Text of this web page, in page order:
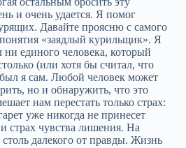
бездумно. Подвергайте пересмотру не только то, о чем я рассказываю, но и свои взгляды, и то, чему о курении научило вас общество. Например, те из вас, кто считает его просто привычкой, спросите себя, почему остальные привычки, местами приносящие удовольствие, легко оставить, — и почему эту привычку, которая мерзка на вкус, обходится в целое состояние и приносит смерть, оставить настолько тяжело. Те из вас, кто считает, будто сигареты приносят удовольствие, спросите себя, почему другие вещи в жизни, дающие куда больше наслаждения, можно принять или оставить. Но почему вы обязаны курить сигареты, и почему иначе в вас рождается паника? 2. Простая методика Цель этой книги — вместо обычного способа бросания, при котором вы стартуете с чувством предстоящего восхождения на Эверест и следующие несколько недель жаждете сигарет, завидуя другим курильщикам, привести вас в состояние ума, при котором вы начнете в приподнятом настроении, будто излечившись от страшной болезни. И с этого момента, чем дальше вы будете жить, тем чаще станете смотреть на сигареты, гадая, как вообще способны были курить их. На курильщиков вы начнете смотреть не с завистью, а совсем наоборот, с чувством жалости. В том случае, если вы курящий и еще не бросили, для вас существенно важно продолжать курить вплоть до момента, когда вы дочитаете книгу. Пускай это кажется противоречием. Позже я докажу, что сигареты абсолютно ничего вам не дают. На самом деле одна из загадок курения вот в чем: когда мы курим сигарету, мы разглядываем ее и гадаем, зачем нужно это делать. И сигареты ведь становится вожделенными лишь тогда, когда мы лишены их. Тем не менее, давайте признаем, нравится это вам или нет, но вы убеждены, что втянулись. А когда человек убежден, что втянут, он ни за что не сможет полностью расслабиться или как следует сосредоточиться без перекура. Поэтому не пытайтесь бросить курить, пока не прочтете книгу целиком. В процессе чтения желание курить будет постепенно снижаться. Не беритесь за дело сломя голову: это грозит провалом. И помните, от вас требуется лишь одно — следовать указаниям. С вершины двадцати лет отзывов после начальной публикации книги, не считая главы 28, «Точка отсчета», это указание — продолжать курить до конца книги — принесло мне больше разочарований, чем все остальные. Когда я только перестал курить, то бросили многие из моих родных и близких, исключительно потому, что это сделал я. Они решили: «Раз он это смог, то сможет кто угодно». Годами роняя небольшие подсказки, я смог убедить еще не бросивших осознать: как здорово быть свободным! Когда книгу напечатали впервые, я раздал экземпляры крепким орешкам, которые дымили по-прежнему. Я рассчитывал на то, что даже окажись эта книга скучнейшей из всех написанных, они все равно прочтут ее — ведь писал ее их друг. Я был удивлен и задет, когда узнал, что за многие месяцы никто из них не потрудился дочитать книгу. Выяснилось даже, что авторский экземпляр, подписанный мной лично и врученный человеку, который на то время был мне самым близким другом, не только остался незамечен, но фактически был подарен. Тогда я расстроился, — потому что не учел жуткий страх, который табачное рабство вселяет в курящего. Он способен превзойти дружбу. Я сам едва не получил из-за него развод. Моя мать однажды сказала моей жене: «Почему ты не пригрозишь, что бросишь его, если он не прекратит курить?». Жена ответила: «Потому что тогда он сам меня бросит». Стыдно признаться, но, мне кажется, она была права, — настолько мощный страх рождает курение. Сейчас я понимаю: многие курильщики не дочитали эту книгу из-за чувства, что едва стоит это сделать, как придется перестать курить. Некоторые читали максимально медленно, по одной строке в сутки, чтобы отсрочить черный денек. Мне уже совершенно ясно, что многим читателям заламывают руки близкие люди, заставляя прочесть книгу. Гляньте на это вот с какой стороны: а что вы потеряете? Не бросите в конце книги — хуже, чем сейчас, вам не станет. ВАМ АБСОЛЮТНО НЕЧЕГО ТЕРЯТЬ, А ЖДЕТ ВАС ТАК МНОГО! На тот случай, если вы уже не курите несколько дней или недель, но не решили пока, курящий вы, некурящий или бросивший, — тогда не курите пока читаете. На самом деле вы уже бросили. Нам осталось теперь сделать одно: дать вашему разуму догнать тело. К концу книги вы станете и некурящим, и счастливым человеком. Мой способ в корне противоположен обычным методам при попытках бросить. Обычный метод — это когда перечисляют существенные недостатки курения и объявляют: «Стоит продержаться как следует долго без сигарет, и желание курить в итоге пройдет. И я снова смогу радоваться жизни, свободной от табачного рабства». Это вполне логичный способ взяться за дело, и тысячи курильщиков бросают каждый день, используя вариации этого метода. Тем не менее, при таком подходе очень сложно преуспеть — по вот каким причинам: Настоящая задача не в том, чтобы перестать курить. Всякий раз, вынув сигарету изо рта, вы курить перестаете. В день первый у вас могут быть веские причины, чтобы сказать: «Больше я курить не хочу»; у всех курильщиков они есть, причем всегда, причем самые веские. Настоящая беда — день второй, день десятый либо день десятитысячный, когда в момент слабости, опьянения, или даже в момент сознания силы вы выкурите одну сигарету, — а раз это в некоторой мере наркотическая зависимость, потом вам захочется еще одну, и в итоге вы снова закурите. Угроза здоровью должна бы останавливать нас. Рациональный ум говорит: «Прекрати это делать. Ты дурак», — только на самом деле от этого становится тяжелее. Мы, к примеру, курим, когда нервничаем. Сообщите курящему, что от этого умирают, и он первым делом закурит сигарету. Возле Королевской клиники Мерсден, около первейшего английского онкологического учреждения, валяется больше окурков, чем возле любой больницы в стране. Все аргументы за прекращение на самом деле усложняют задачу по еще двум причинам. Во-первых, они создают чувство лишения. Мы неизбежно вынуждаем себя оставить милого сердцу друга, опору, грешок или наслаждение, как бы ни воспринимал его курильщик. Во-вторых, они создают «занавес». Мы курим не потому, что не понимаем причин, по которым нужно бросить. На самом деле вопрос таков: «Зачем нам хочется или нужно это делать?». ПРОСТОЙ СПОСОБ в своей основе таков: забыть в корне все причины, по которым хочется бросить, напрямую рассмотреть сигаретную задачу и задать себе следующие вопросы: Что они мне дают? Так ли уж они мне нравятся? Правда ли стоит жить, отдавая бешеные деньги лишь за то, чтобы совать себе в рот эти штуки и травиться ими? Вот прекрасная истина: они не дают вам абсолютно ничего. Поясняю: я не пытаюсь сказать, что недостатки курения выше его преимуществ, это и так всегда известно любому курильщику. Я хочу сказать, что у курения вообще нет преимуществ. Единственная выгода, которую оно когда-то давало — некий «плюс» в обществе, но сейчас даже те, кто курит, смотрят на курение, как на антиобщественную привычку. Многим курильщикам бывает необходимо оправдать свою потребность курить, но все их причины — сплошь иллюзии и заблуждения. Первое, что мы сделаем — уберем эти заблуждения пополам с иллюзиями. Вы поймете, что бросать на самом деле ничего не надо. И не только бросать нечего — у жизни без сигарет есть чудесные реальные выгоды, причем здоровье и деньги — только две из них. Едва уйдет иллюзия, что жизнь никогда не принесет такое удовольствие без сигарет; едва вы поймете, что жизнь без них дает и столько же наслаждения, и бесконечно больше; как только чувство лишения и нехватки будет искоренено, — мы сможем вернуться и пересмотреть здоровье и деньги — и дюжины других причин, по которым стоит перестать курить. Эти осознания станут полезными прибавками, которые помогут вам получить то самое, чего вы жаждете — наслаждение полной жизнью, избавленной от табачного рабства. 3. Почему тяжело перестать? Как я объяснял раньше, эта тема заинтересовала меня из-за моей собственной зависимости. Когда я все же бросил, это показалось волшебством. Стоило попытаться бросить до того — начинались недели черной депрессии. Случались отдельные дни, когда я бывал сравнительно бодр, но назавтра подавленность возвращалась. Похоже было на карабканье из скользкой ямы: чувствуешь, что верх уже рядом, видишь солнечный свет, и вдруг понимаешь, что снова катишься вниз. В итоге закуриваешь сигарету, она мерзкая на вкус, а ты пытаешься понять, зачем